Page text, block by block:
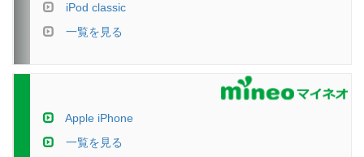
iPod classic
一覧を見る
Apple iPhone
一覧を見る